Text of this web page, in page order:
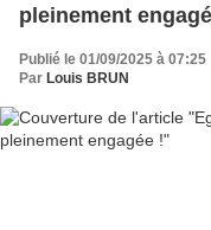
pleinement
Publié le 01/09/2025 à 07:25
Par Louis BRUN